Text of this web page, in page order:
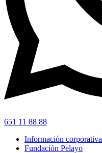
651 11 88 88
Información corporativa
Fundación Pelayo